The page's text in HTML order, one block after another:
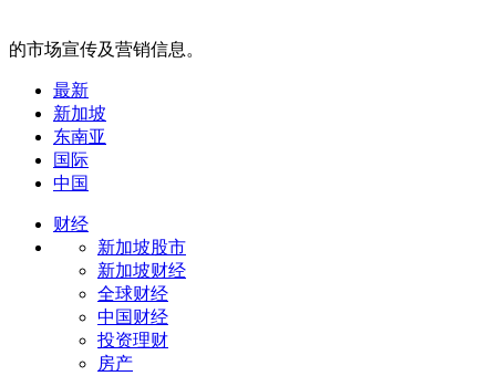
的市场宣传及营销信息。
最新
新加坡
东南亚
国际
中国
财经
新加坡股市
新加坡财经
全球财经
中国财经
投资理财
房产